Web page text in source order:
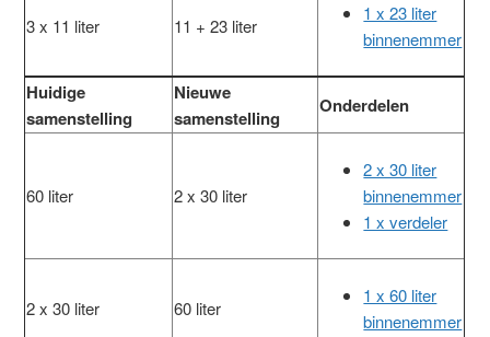
3 x 11 liter 11 + 23 liter
1 x 23 liter
binnenemmer
Huidige
samenstelling
Nieuwe
samenstelling
Onderdelen
60 liter 2 x 30 liter
2 x 30 liter
binnenemmer
1 x verdeler
2 x 30 liter 60 liter
1 x 60 liter
binnenemmer